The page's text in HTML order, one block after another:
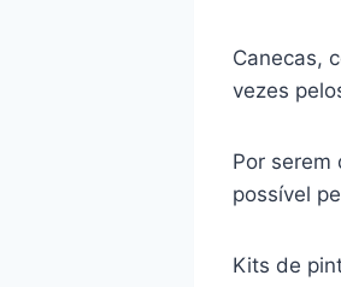
Canecas,
vezes
Por serem
possível
Kits de